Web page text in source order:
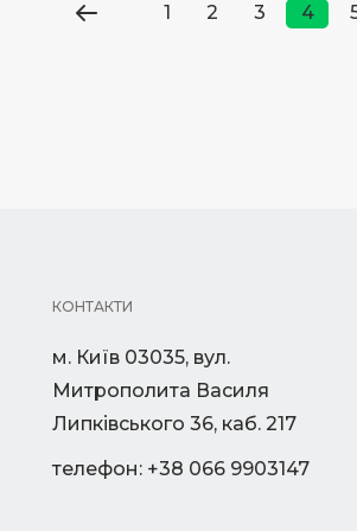
1 2 3 4
КОНТАКТИ
м. Київ 03035, вул.
Митрополита Василя
Липківського 36, каб. 217
телефон: +38 066 9903147